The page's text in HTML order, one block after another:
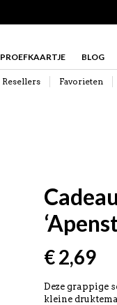
PROEFKAARTJE BLOG
Resellers Favorieten
€2,69
Deze grappige
kleine